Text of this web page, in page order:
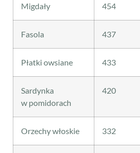
Migdały 454
Fasola 437
Płatki owsiane 433
Sardynka
w pomidorach
420
Orzechy włoskie 332